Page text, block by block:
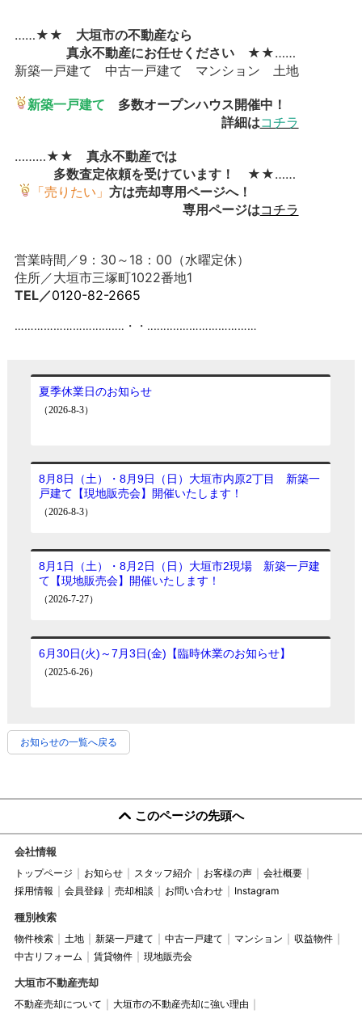
……★★ 大垣市の不動産なら
真永不動産にお任せください★★……
新築一戸建て 中古一戸建て マンション 土地
新築一戸建て
多数オープンハウス開催中！
詳細はコチラ
………★★ 真永不動産では
多数査定依頼を受けています！
★★……
「売りたい」 方は売却専用ページへ！
専用ページはコチラ
営業時間／9：30～18：00（水曜定休）
住所／大垣市三塚町1022番地1
TEL／0120-82-2665
……………………‥‥‥‥‥・・‥‥‥‥‥……………………
お知らせの一覧へ戻る
このページの先頭へ
会社情報
トップページ お知らせ スタッフ紹介 お客様の声
会社概要
採用情報
会員登録 売却相談 お問い合わせ Instagram
種別検索
物件検索 土地 新築一戸建て 中古一戸建て マンション
収益物件
中古リフォーム
賃貸物件 現地販売会
大垣市不動産売却
不動産売却について
大垣市の不動産売却に強い理由